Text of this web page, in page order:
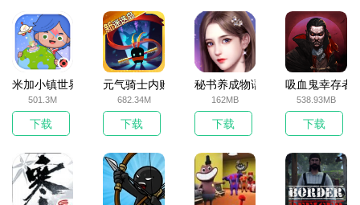
米加小镇世界2025官方版
501.3M
下载
元气骑士内购破解版
682.34M
下载
秘书养成物语
162MB
下载
吸血鬼幸存者
538.93MB
下载